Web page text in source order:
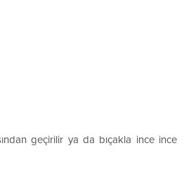
geçirilir ya da bıçakla ince ince